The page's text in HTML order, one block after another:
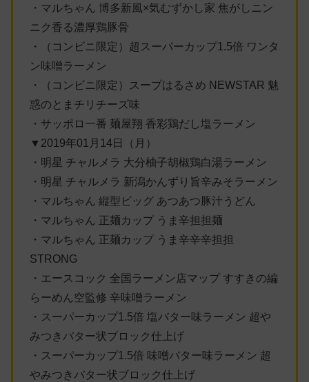
・マルちゃん 博多新風×気むずかし家 焦がしニン
ニク香る濃厚鶏豚骨
・（コンビニ限定）超スーパーカップ1.5倍 ワンタ
ン味噌ラーメン
・（コンビニ限定）スープはるさめ NEWSTAR 魅
惑のとまチリチーズ味
・サッポロ一番 麺屋翔 香彩鶏だし塩ラーメン
▼2019年01月14日（月）
・明星 チャルメラ 大分柚子胡椒鶏白湯ラーメン
・明星 チャルメラ 新潟かんずり旨辛みそラーメン
・マルちゃん 縦型ビッグ あつあつ豚汁うどん
・マルちゃん 正麺カップ うま辛担担麺
・マルちゃん 正麺カップ うま辛辛辛担担
STRONG
・エースコック 全国ラーメン店マップ すすきの編
らーめん空監修 辛味噌ラーメン
・スーパーカップ1.5倍 塩バター味ラーメン 超や
みつきバター状ブロック仕上げ
・スーパーカップ1.5倍 味噌バター味ラーメン 超
やみつきバター状ブロック仕上げ